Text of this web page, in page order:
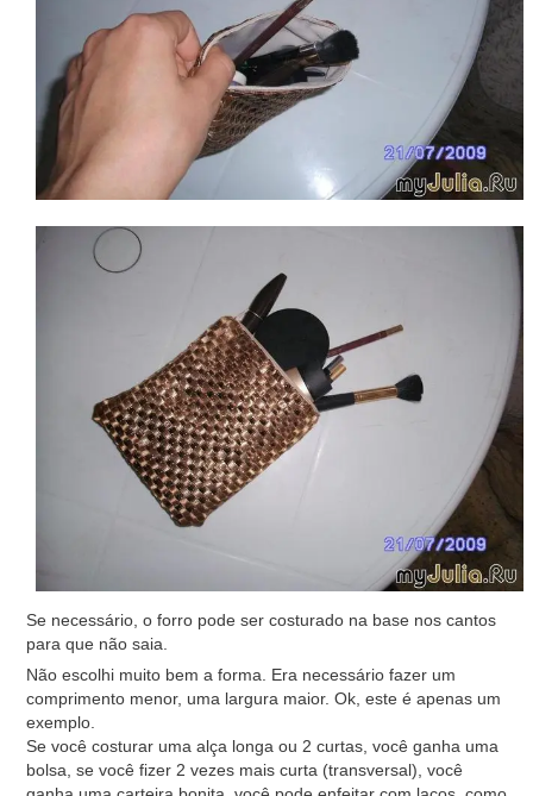
Se necessário, o forro pode ser costurado na base nos cantos
para que não saia.
Não escolhi muito bem a forma. Era necessário fazer um
comprimento menor, uma largura maior. Ok, este é apenas um
exemplo.
Se você costurar uma alça longa ou 2 curtas, você ganha uma
bolsa, se você fizer 2 vezes mais curta (transversal), você